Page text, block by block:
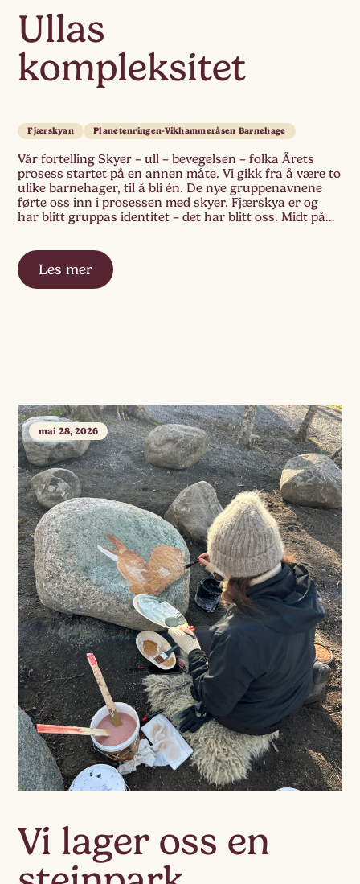
Ullas
kompleksitet
Fjærskyan Planetenringen-Vikhammeråsen Barnehage
Vår fortelling Skyer – ull – bevegelsen – folka Årets
prosess startet på en annen måte. Vi gikk fra å være to
ulike barnehager, til å bli én. De nye gruppenavnene
førte oss inn i prosessen med skyer. Fjærskya er og
har blitt gruppas identitet – det har blitt oss. Midt på
Les mer
Vi lager oss en
mai 28, 2026